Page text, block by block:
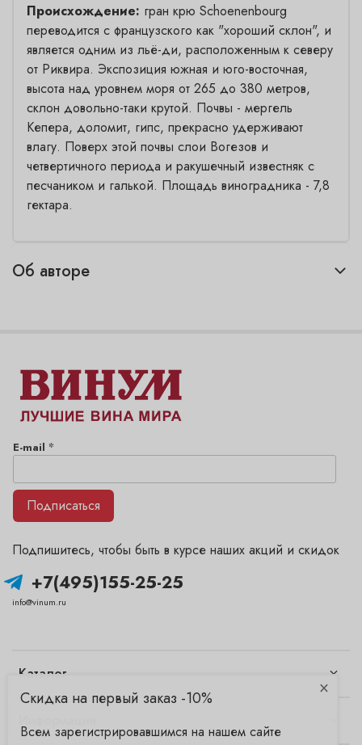
Происхождение: гран крю Schoenenbourg
переводится с французского как "хороший склон", и
является одним из льё-ди, расположенным к северу
от Риквира. Экспозиция южная и юго-восточная,
высота над уровнем моря от 265 до 380 метров,
склон довольно-таки крутой. Почвы - мергель
Кепера, доломит, гипс, прекрасно удерживают
влагу. Поверх этой почвы слои Вогезов и
четвертичного периода и ракушечный известняк с
песчаником и галькой. Площадь виноградника - 7,8
гектара.
Об авторе
Каталог
+7(495)155-25-25
info@vinum.ru
Подпишитесь, чтобы быть в курсе наших акций и скидок
E-mail *
Подписаться
×
Скидка на первый заказ -10%
Всем зарегистрировавшимся на нашем сайте